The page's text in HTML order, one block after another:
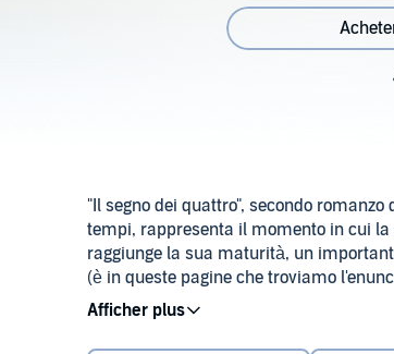
"Il segno dei quattro", secondo
tempi, rappresenta il momento in cui
raggiunge la sua maturità, un
(è in queste pagine che troviamo
ciò che rimane, per quanto improbabile,